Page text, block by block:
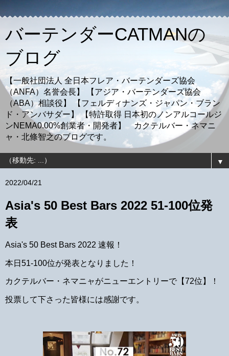
バーテンダーCATMANの
ブログ
【一般社団法人 全日本フレア・バーテンダーズ協会
（ANFA）名誉会長】 【アジア・バーテンダーズ協会
（ABA）相談役】 【フェルディナンズ・ジャパン・ブラン
ド・アンバサダー】 【特許取得 日本初のノンアルコールジ
ンNEMA0.00%創業者・開発者】 カクテルバー・ネマニ
ャ・北條智之のブログです。
▼
2022/04/21
Asia's 50 Best Bars 2022 51-100位発
表
Asia's 50 Best Bars 2022 速報！
本日51-100位が発表となりました！
カクテルバー・ネマニャがニューエントリーで【72位】！
投票して下さった皆様には感謝です。